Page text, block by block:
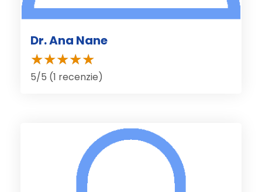
Dr. Ana Nane
5/5 (1 recenzie)